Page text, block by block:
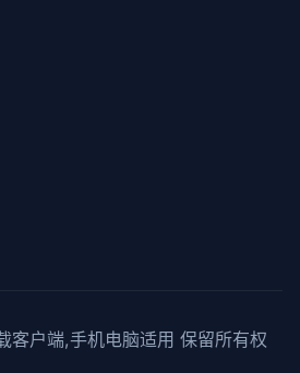
户端,手机电脑适用 保留所有权